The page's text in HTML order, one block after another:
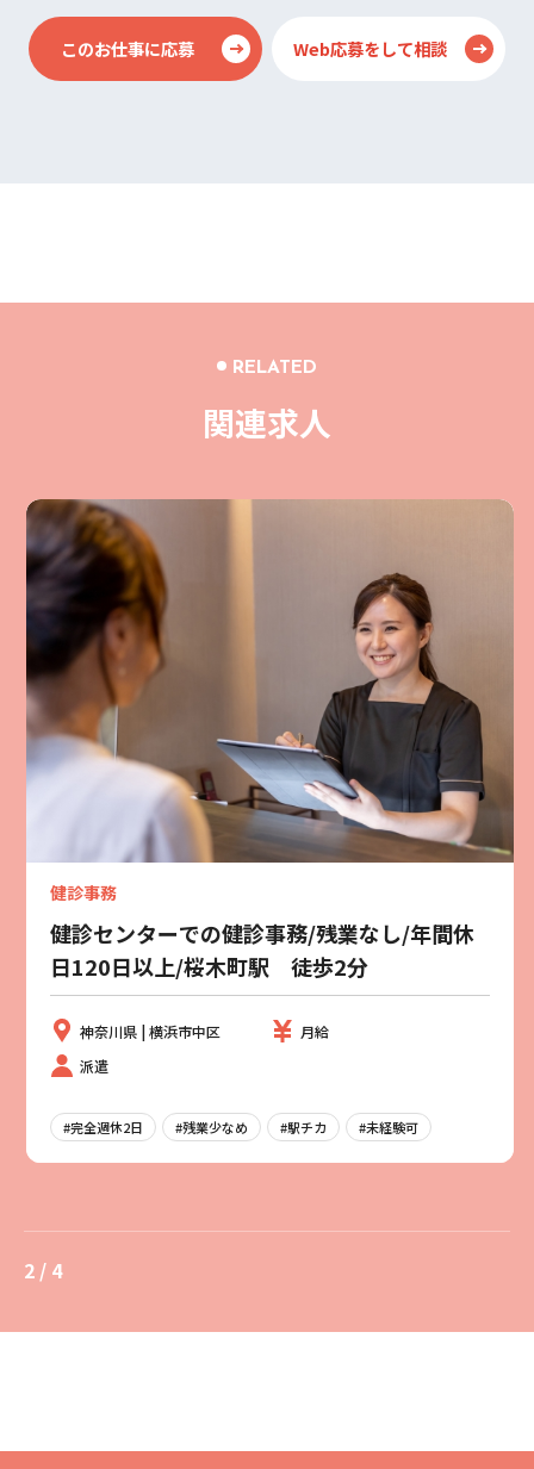
このお仕事に応募 Web応募をして相談
RELATED
関連求人
健診事務
健診センターでの健診事務/残業なし/年間休
日120日以上/桜木町駅 徒歩2分
神奈川県 | 横浜市中区
月給
派遣
#完全週休2日 #残業少なめ #駅チカ #未経験可
2 / 4